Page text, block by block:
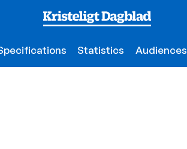
Statistics Audiences